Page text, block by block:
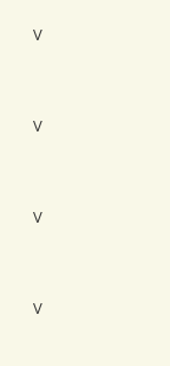
V
V
V
V